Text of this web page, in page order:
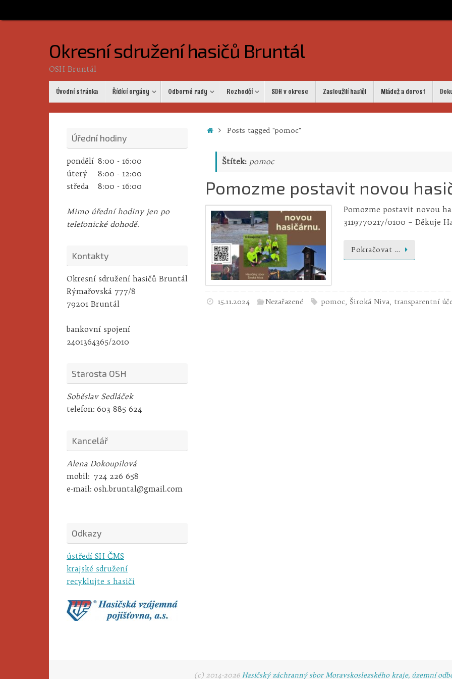
to
Okresní sdružení hasičů Bruntál
OSH Bruntál
Skip
Úvodní stránka Řídící orgány Odborné rady Rozhodčí SDH v okrese Zasloužilí hasiči Mládež a dorost
HomePosts tagged "pomoc"
Štítek: pomoc
Pomozme postavit novou
Pomozme postavit novou
3119770217/0100 – Děkuje
Pokračovat …
15.11.2024 Nezařazené pomoc, Široká Niva, transparentní
Úřední hodiny
pondělí 8:00 - 16:00
úterý
8:00 - 12:00
středa
8:00 - 16:00
Mimo úřední hodiny jen po
telefonické dohodě.
Kontakty
Okresní sdružení hasičů Bruntál
Rýmařovská 777/8
79201 Bruntál
bankovní spojení
2401364365/2010
Starosta OSH
Soběslav Sedláček
telefon: 603 885 624
Kancelář
Alena Dokoupilová
mobil: 724 226 658
e-mail: osh.bruntal@gmail.com
Odkazy
ústředí SH ČMS
krajské sdružení
recyklujte s hasiči
(c) 2014-2026 Hasičský záchranný sbor Moravskoslezského kraje, územní